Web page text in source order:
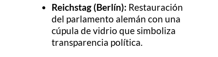
Reichstag (Berlín): Restauración
del parlamento alemán con una
cúpula de vidrio que simboliza
transparencia política.